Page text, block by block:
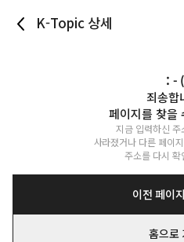
K-Topic 상세
: - (
죄송합
페이지를 찾을
지금 입력하신
사라졌거나 다른 페이
주소를 다시 확
이전 페이
홈으로